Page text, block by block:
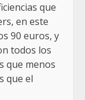
que
en este
90 euros, y
todos los
que menos
que el